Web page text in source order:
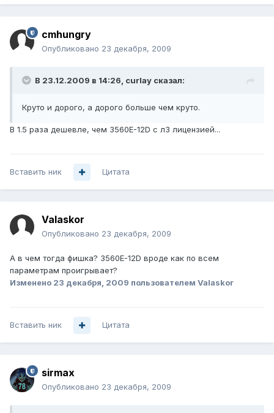
cmhungry
Опубликовано 23 декабря, 2009
В 23.12.2009 в 14:26, curlay сказал:
Круто и дорого, а дорого больше чем круто.
В 1.5 раза дешевле, чем 3560E-12D с л3 лицензией...
Вставить ник Цитата
Valaskor
Опубликовано 23 декабря, 2009
А в чем тогда фишка? 3560E-12D вроде как по всем
параметрам проигрывает?
Изменено 23 декабря, 2009 пользователем Valaskor
Вставить ник Цитата
sirmax
Опубликовано 23 декабря, 2009